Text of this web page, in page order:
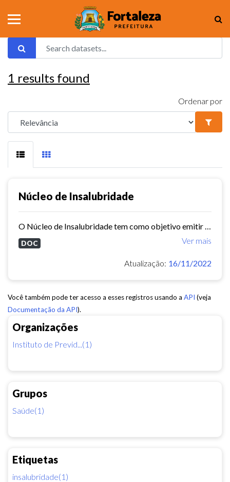
Organizações
Instituto de Previd...(1)
Grupos
Saúde(1)
Etiquetas
insalubridade(1)
1 results found
Ordenar por
Núcleo de Insalubridade
Ver mais
DOC
Atualização: 16/11/2022
Você também pode ter acesso a esses registros usando a API (veja
Documentação da API).